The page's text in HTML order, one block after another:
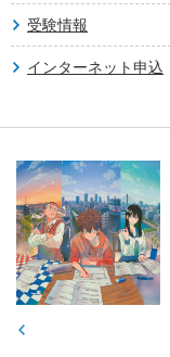
受験情報
インターネット申込